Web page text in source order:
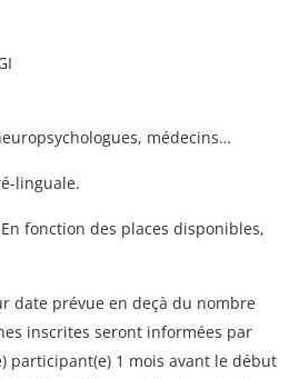
médecins…
linguale.
fonction des places disponibles,
date prévue en deçà du nombre
inscrites seront informées par
participant(e) 1 mois avant le début